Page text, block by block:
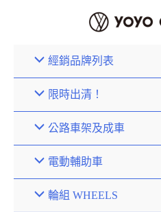
經銷品牌列表
限時出清！
公路車架及成車
電動輔助車
輪組 WHEELS